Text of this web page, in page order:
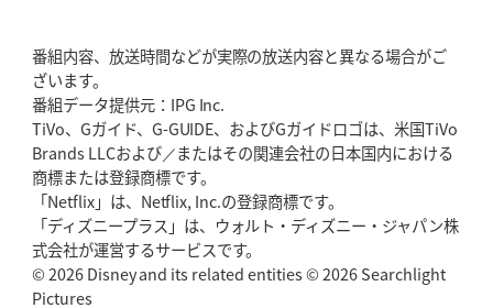
番組内容、放送時間などが実際の放送内容と異なる場合がご
ざいます。
番組データ提供元：IPG Inc.
TiVo、Gガイド、G-GUIDE、およびGガイドロゴは、米国TiVo
Brands LLCおよび／またはその関連会社の日本国内における
商標または登録商標です。
「Netflix」は、Netflix, Inc.の登録商標です。
「ディズニープラス」は、ウォルト・ディズニー・ジャパン株
式会社が運営するサービスです。
© 2026 Disney and its related entities © 2026 Searchlight
Pictures